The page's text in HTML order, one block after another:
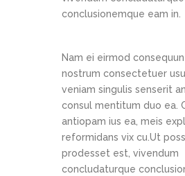
conclusionemque eam in.
Nam ei eirmod
nostrum consectetuer
veniam singulis senserit
consul mentitum duo ea.
antiopam ius ea, meis
reformidans vix cu.Ut
prodesset est, vivendum
concludaturque